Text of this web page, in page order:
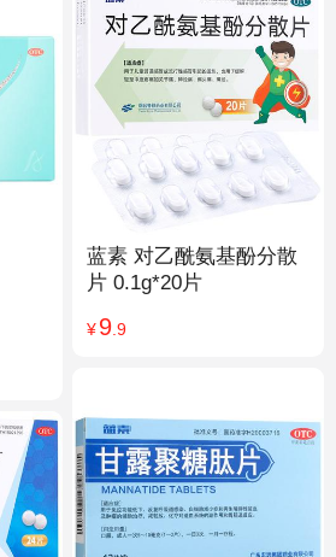
蓝素 对乙酰氨基酚分散
片 0.1g*20片
¥9.9